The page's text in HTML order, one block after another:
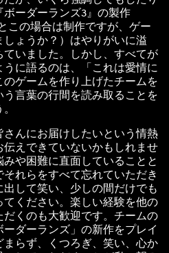
ーダーランズ3』の製作
この場合は制作ですが、ゲー
ょうか？）はやりがいに溢
いました。しかし、すべてが
に語るのは、「これは愛情に
ゲームを作り上げたチームを
言葉の行間を読み取ることを
んにお届けしたいという情熱
えできていないかもしれませ
や困難に直面していることと
れらをすべて忘れていただき
して笑い、少しの間だけでも
ください。楽しい経験を他の
くのも大歓迎です。チームの
ダーランズ」の新作をプレイ
らず、くつろぎ、笑い、心か